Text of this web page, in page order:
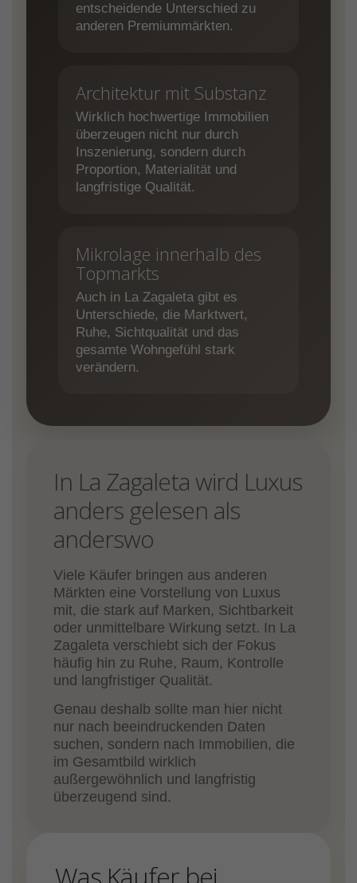
entscheidende Unterschied zu
anderen Premiummärkten.
Architektur mit Substanz
Wirklich hochwertige Immobilien
überzeugen nicht nur durch
Inszenierung, sondern durch
Proportion, Materialität und
langfristige Qualität.
Mikrolage innerhalb des
Topmarkts
Auch in La Zagaleta gibt es
Unterschiede, die Marktwert,
Ruhe, Sichtqualität und das
gesamte Wohngefühl stark
verändern.
In La Zagaleta wird Luxus
anders gelesen als
anderswo
Viele Käufer bringen aus anderen
Märkten eine Vorstellung von Luxus
mit, die stark auf Marken, Sichtbarkeit
oder unmittelbare Wirkung setzt. In La
Zagaleta verschiebt sich der Fokus
häufig hin zu Ruhe, Raum, Kontrolle
und langfristiger Qualität.
Genau deshalb sollte man hier nicht
nur nach beeindruckenden Daten
suchen, sondern nach Immobilien, die
im Gesamtbild wirklich
außergewöhnlich und langfristig
überzeugend sind.